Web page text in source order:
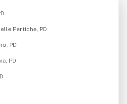
Pertiche, PD
PD
PD